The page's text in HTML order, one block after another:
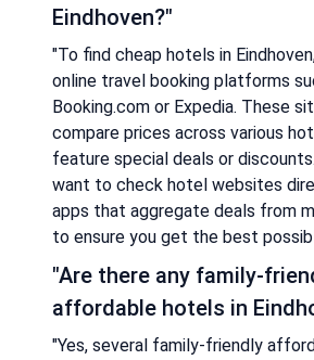
Eindhoven?"
"To find cheap hotels in
online travel booking platforms
Booking.com or Expedia. These
compare prices across various
feature special deals or
want to check hotel websites
apps that aggregate deals from
to ensure you get the best
"Are there any family-
affordable hotels in
"Yes, several family-friendly